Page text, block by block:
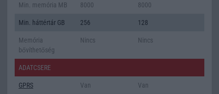
Min. memória MB 8000 8000
Min. háttértár GB 256 128
Memória
bővíthetőség
Nincs Nincs
ADATCSERE
GPRS Van Van